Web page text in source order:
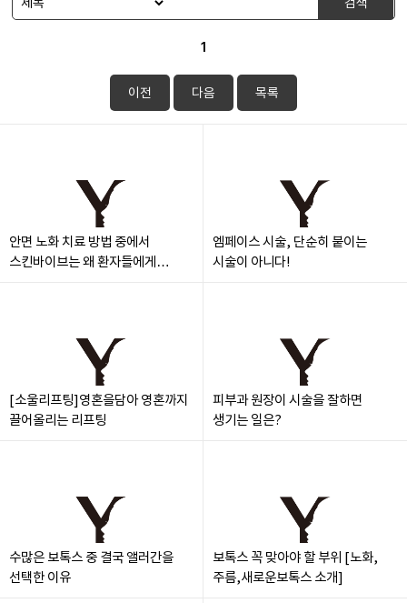
1
이전 다음 목록
안면 노화 치료 방법 중에서
스킨바이브는 왜 환자들에게
엠페이스 시술, 단순히 붙이는
시술이 아니다!
[소울리프팅]영혼을담아 영혼까지
끌어올리는 리프팅
피부과 원장이 시술을 잘하면
생기는 일은?
수많은 보톡스 중 결국 앨러간을
선택한 이유
보톡스 꼭 맞아야 할 부위 [노화,
주름,새로운보톡스 소개]